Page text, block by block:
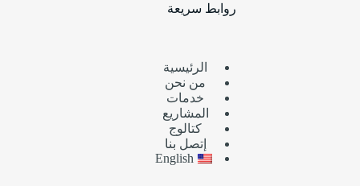
روابط سريعة
الرئيسية
من نحن
خدمات
المشاريع
كتالوج
إتصل بنا
English